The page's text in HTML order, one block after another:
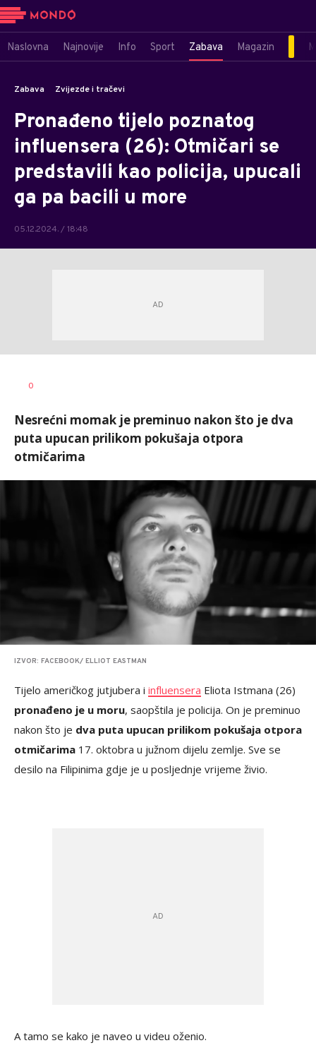
Naslovna Najnovije Info Sport Zabava Magazin
Zabava Zvijezde i tračevi
Pronađeno tijelo poznatog
influensera (26): Otmičari se
predstavili kao policija, upucali
ga pa bacili u more
05.12.2024. / 18:48
0
Nesrećni momak je preminuo nakon što je dva
puta upucan prilikom pokušaja otpora
otmičarima
IZVOR: FACEBOOK/ ELLIOT EASTMAN
Tijelo američkog jutjubera i influensera Eliota Istmana (26)
pronađeno je u moru, saopštila je policija. On je preminuo
nakon što je dva puta upucan prilikom pokušaja otpora
otmičarima 17. oktobra u južnom dijelu zemlje. Sve se
desilo na Filipinima gdje je u posljednje vrijeme živio.
A tamo se kako je naveo u videu oženio.